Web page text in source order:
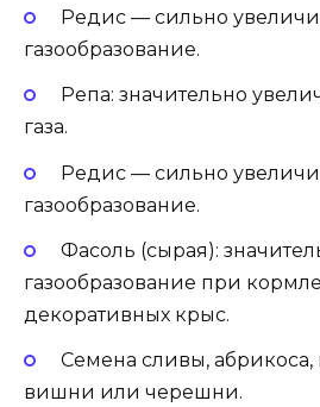
Редис — сильно
газообразование.
Репа: значительно
газа.
Редис — сильно
газообразование.
Фасоль (сырая):
газообразование при
декоративных крыс.
Семена сливы, абрикоса,
вишни или черешни.